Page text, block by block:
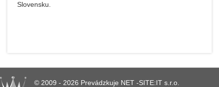
Slovensku.
© 2009 - 2026 Prevádzkuje NET -SITE:IT s.r.o.